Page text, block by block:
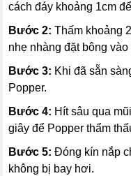
cách đáy khoảng 1cm
Bước 2: Thấm khoảng
nhẹ nhàng đặt bông
Bước 3: Khi đã sẵn
Popper.
Bước 4: Hít sâu qua
giây để Popper thẩm
Bước 5: Đóng kín nắp
không bị bay hơi.